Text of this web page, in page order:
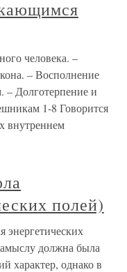
человека. –
– Восполнение
– Долготерпение и
1-8 Говорится
внутреннем
полей)
энергетических
должна была
характер, однако в